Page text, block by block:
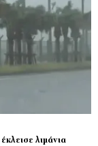
λιμάνια